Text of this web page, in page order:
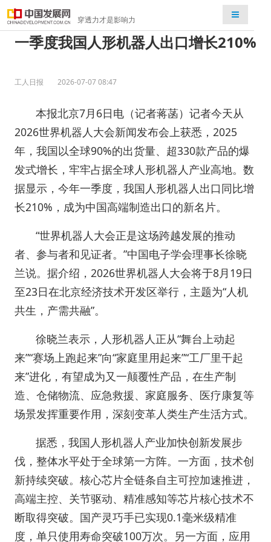
穿透力才是影响力
检索
一季度我国人形机器人出口增长210%
工人日报 2026-07-07 08:47
本报北京7月6日电（记者蒋菡）记者今天从
2026世界机器人大会新闻发布会上获悉，2025
年，我国以全球90%的出货量、超330款产品的爆
发式增长，牢牢占据全球人形机器人产业高地。数
据显示，今年一季度，我国人形机器人出口同比增
长210%，成为中国高端制造出口的新名片。
“世界机器人大会正是这场跨越发展的推动
者、参与者和见证者。”中国电子学会理事长徐晓
兰说。据介绍，2026世界机器人大会将于8月19日
至23日在北京经济技术开发区举行，主题为“人机
共生，产需共融”。
徐晓兰表示，人形机器人正从“舞台上动起
来”“赛场上跑起来”向“家庭里用起来”“工厂里干起
来”进化，有望成为又一颠覆性产品，在生产制
造、仓储物流、应急救援、家庭服务、医疗康复等
场景发挥重要作用，深刻变革人类生产生活方式。
据悉，我国人形机器人产业加快创新发展步
伐，整体水平处于全球第一方阵。一方面，技术创
新持续突破。核心芯片全链条自主可控加速推进，
高端主控、关节驱动、精准感知等芯片核心技术不
断取得突破。国产灵巧手已实现0.1毫米级精准
度，单只使用寿命突破100万次。另一方面，应用